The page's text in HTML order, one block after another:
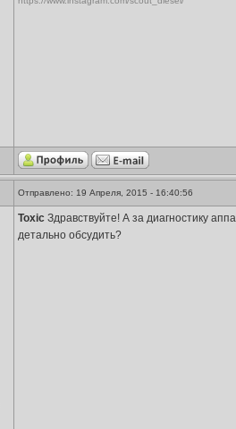
Отправлено: 19 Апреля, 2015 - 16:40:56
ToxicЗдравствуйте! А за диагностику
детально обсудить?